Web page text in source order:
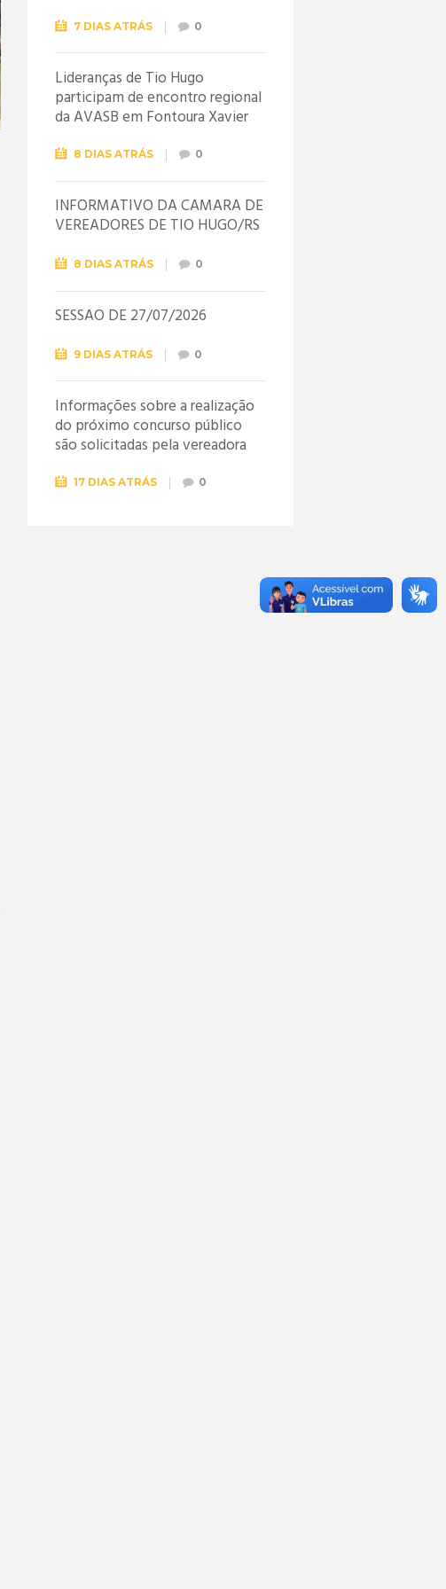
7 DIAS ATRÁS 0
Lideranças de Tio Hugo
participam de encontro regional
da AVASB em Fontoura Xavier
8 DIAS ATRÁS 0
INFORMATIVO DA CÂMARA DE
VEREADORES DE TIO HUGO/RS
8 DIAS ATRÁS 0
SESSÃO DE 27/07/2026
9 DIAS ATRÁS 0
Informações sobre a realização
do próximo concurso público
são solicitadas pela vereadora
17 DIAS ATRÁS 0